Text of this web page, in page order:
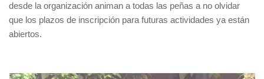
desde la organización animan a todas las peñas a no olvidar
que los plazos de inscripción para futuras actividades ya están
abiertos.